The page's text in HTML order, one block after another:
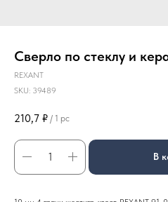
Сверло по стеклу и
REXANT
SKU: 39489
210,7 ₽ / 1 pc
В